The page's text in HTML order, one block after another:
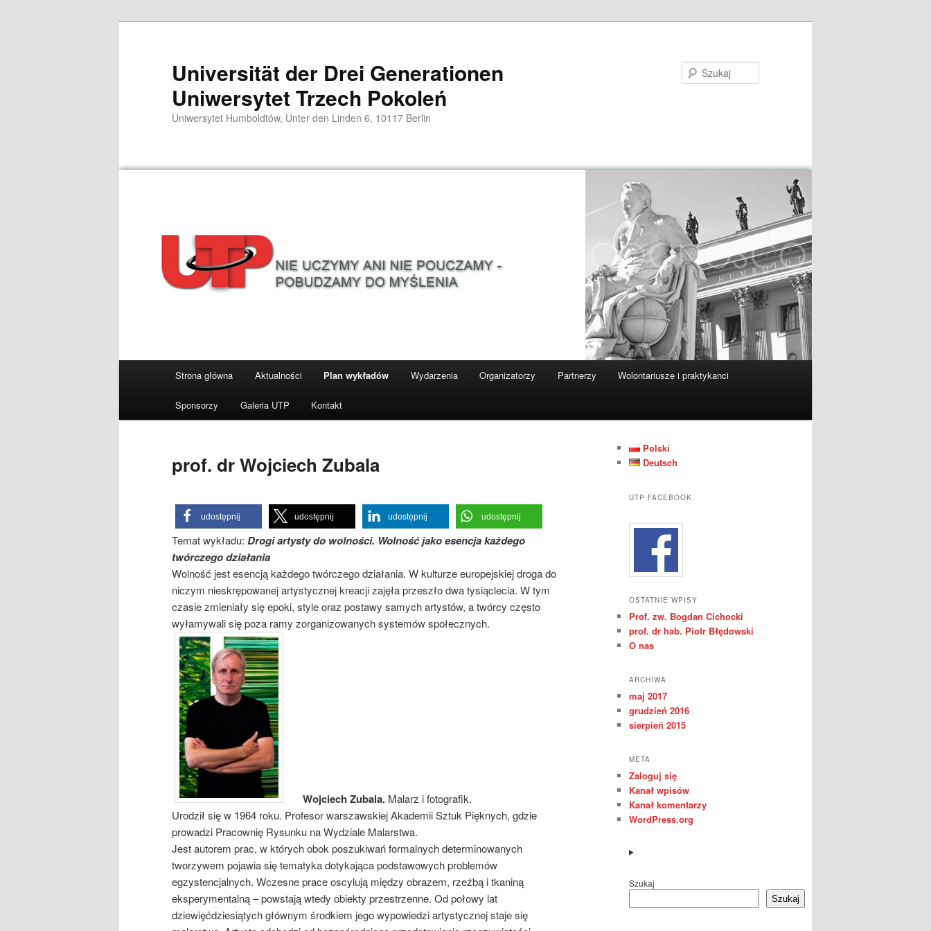
Universität der Drei Generationen
Uniwersytet Trzech Pokoleń
Uniwersytet Humboldtów, Unter den Linden 6, 10117 Berlin
Strona główna Aktualności Plan wykładów Wydarzenia Organizatorzy Partnerzy Wolontariusze i praktykanci
Sponsorzy Galeria UTP Kontakt
prof. dr Wojciech Zubala
udostępnij udostępnij udostępnij udostępnij
Temat wykładu: Drogi artysty do wolności. Wolność jako esencja każdego
twórczego działania
Wolność jest esencją każdego twórczego działania. W kulturze europejskiej droga do
niczym nieskrępowanej artystycznej kreacji zajęła przeszło dwa tysiąclecia. W tym
czasie zmieniały się epoki, style oraz postawy samych artystów, a twórcy często
wyłamywali się poza ramy zorganizowanych systemów społecznych.
Wojciech Zubala. Malarz i fotografik.
Urodził się w 1964 roku. Profesor warszawskiej Akademii Sztuk Pięknych, gdzie
prowadzi Pracownię Rysunku na Wydziale Malarstwa.
Jest autorem prac, w których obok poszukiwań formalnych determinowanych
tworzywem pojawia się tematyka dotykająca podstawowych problemów
egzystencjalnych. Wczesne prace oscylują między obrazem, rzeźbą i tkaniną
eksperymentalną – powstają wtedy obiekty przestrzenne. Od połowy lat
dziewięćdziesiątych głównym środkiem jego wypowiedzi artystycznej staje się
Polski
Deutsch
UTP FACEBOOK
OSTATNIE WPISY
Prof. zw. Bogdan Cichocki
prof. dr hab. Piotr Błędowski
O nas
ARCHIWA
maj 2017
grudzień 2016
sierpień 2015
META
Zaloguj się
Kanał wpisów
Kanał komentarzy
WordPress.org
Szukaj
Szukaj